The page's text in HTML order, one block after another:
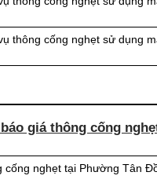
thông cống nghẹt sử dụng
giá thông cống
cống nghẹt tại Phường Tân